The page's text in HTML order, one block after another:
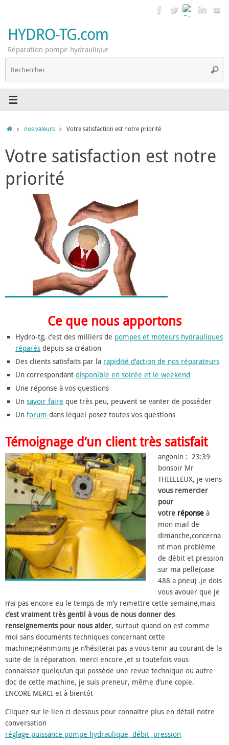
contenu
HYDRO-TG.com
Réparation pompe hydraulique
Accueilnos valeurs Votre satisfaction est notre priorité
Votre satisfaction est notre
priorité
Ce que nous apportons
Hydro-tg, c’est des milliers de pompes et moteurs hydrauliques
réparés depuis sa création
Des clients satisfaits par la rapidité d’action de nos réparateurs
Un correspondantdisponible en soirée et le weekend
Une réponse à vos questions
Unsavoir faire que très peu, peuvent se vanter de posséder
Unforumdans lequel posez toutes vos questions
Témoignage d’un client très satisfait
angonin : 23:39
bonsoir Mr
THIELLEUX, je viens
vous remercier
pour
votre réponse à
mon mail de
dimanche,concerna
nt mon problème
de débit et pression
sur ma pelle(case
488 a pneu) .je dois
vous avouer que je
n’ai pas encore eu le temps de m’y remettre cette semaine,mais
c’est vraiment très gentil à vous de nous donner des
renseignements pour nous aider, surtout quand on est comme
moi sans documents techniques concernant cette
machine;néanmoins je n’hésiterai pas a vous tenir au courant de la
suite de la réparation. merci encore ,et si toutefois vous
connaissez quelqu’un qui possède une revue technique ou autre
doc de cette machine, je suis preneur, même d’une copie.
ENCORE MERCI et à bientôt
Cliquez sur le lien ci-dessous pour connaitre plus en détail notre
conversation
réglage puissance pompe hydraulique, débit, pression